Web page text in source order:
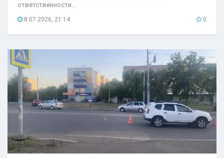
ответственности...
8.07.2026, 21:14 0